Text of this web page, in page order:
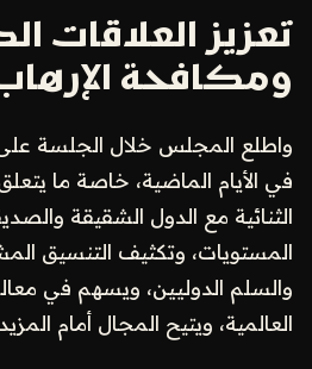
تعزيز العلاقات
ومكافحة
واطلع المجلس خلال الجلسة
في الأيام الماضية، خاصة ما
الثنائية مع الدول الشقيقة
المستويات، وتكثيف التنسيق
والسلم الدوليين، ويسهم في
العالمية، ويتيح المجال أمام